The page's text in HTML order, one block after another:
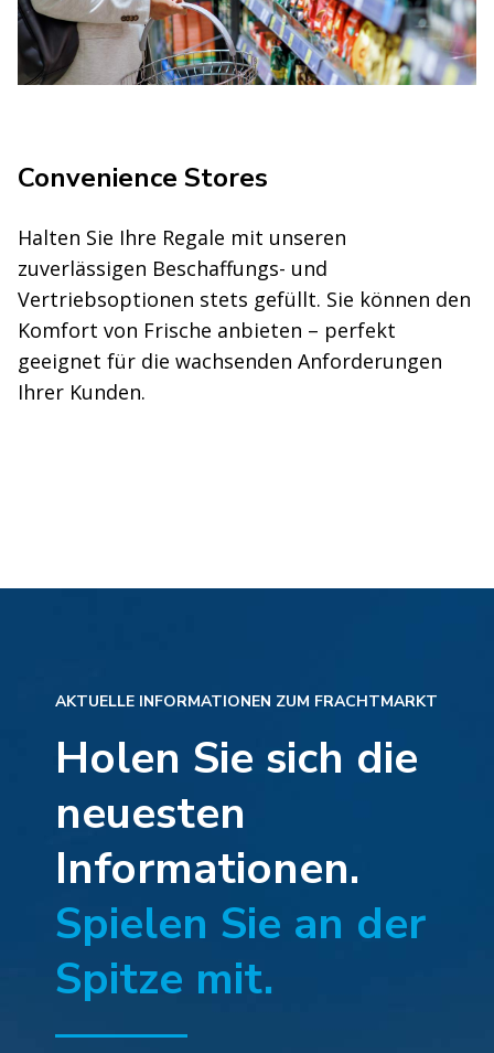
Convenience Stores
Halten Sie Ihre Regale mit unseren
zuverlässigen Beschaffungs- und
Vertriebsoptionen stets gefüllt. Sie können den
Komfort von Frische anbieten – perfekt
geeignet für die wachsenden Anforderungen
Ihrer Kunden.
AKTUELLE INFORMATIONEN ZUM FRACHTMARKT
Holen Sie sich die
neuesten
Informationen.
Spielen Sie an der
Spitze mit.